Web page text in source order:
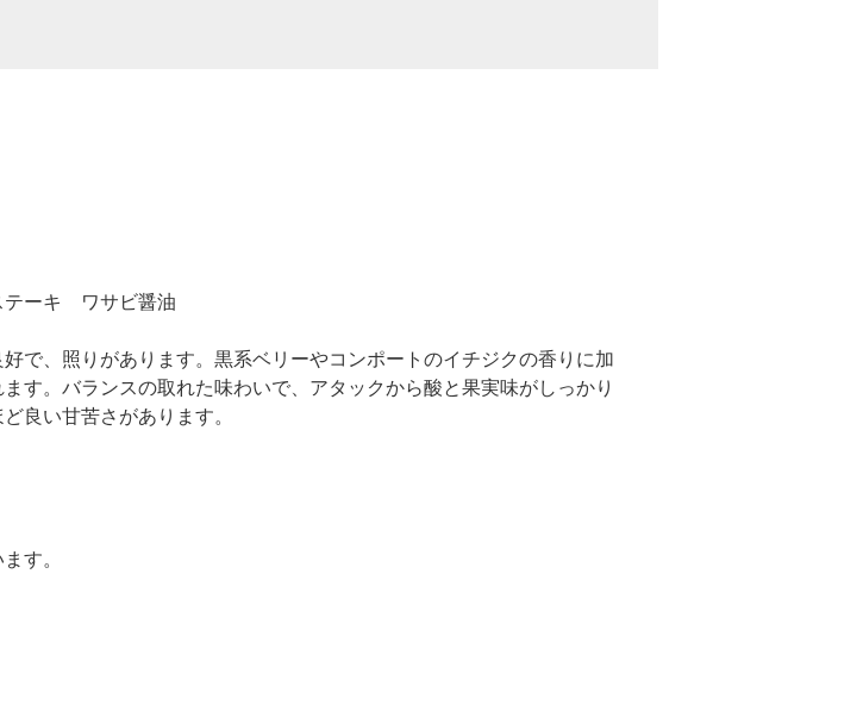
テーキ ワサビ醤油
で、照りがあります。黒系ベリーやコンポートのイチジクの香りに加
す。バランスの取れた味わいで、アタックから酸と果実味がしっかり
良い甘苦さがあります。
す。